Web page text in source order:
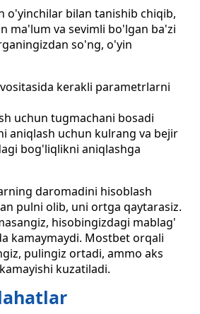
o'yinchilar bilan tanishib chiqib,
ma'lum va sevimli bo'lgan ba'zi
so'ng, o'yin
kerakli parametrlarni
uchun tugmachani bosadi
aniqlash uchun kulrang va bejir
bog'liqlikni aniqlashga
daromadini hisoblash
pulni olib, uni ortga qaytarasiz.
hisobingizdagi mablag'
kamaymaydi. Mostbet orqali
pulingiz ortadi, ammo aks
kuzatiladi.